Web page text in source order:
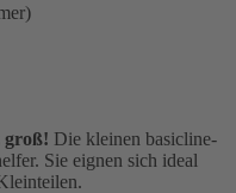
groß! Die kleinen basicline-
Sie eignen sich ideal